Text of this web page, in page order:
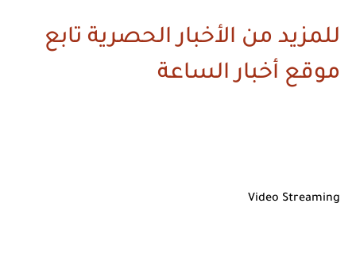
للمزيد من الأخبار الحصرية تابع
موقع أخبار الساعة
Video Streaming